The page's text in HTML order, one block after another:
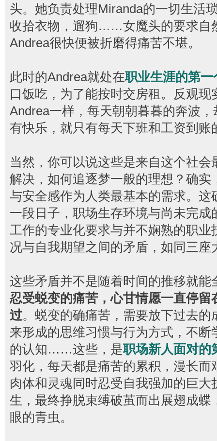
头。她负责处理Miranda的一切生
收拾衣物，遛狗……女魔头的要求自
Andrea很快便被折磨得痛苦不堪。
此时的Andrea就处在职业生涯的第一
口饭吃，为了能按时交房租。反观
Andrea一样，每天朝朝暮暮的奔波
有快乐，就只有每天下班和工资到账
当然，你可以说这些是来自这个社
解决，如何追逐梦一般的理想？确
与安全感作为人类最基本的需求。
一段日子，职场生存环境与尚未完
工作的专业化要求与并不娴熟的职
况与自我期望之间的矛盾，如同三座
这些矛盾并不是随着时间的推移就能
忍受蜕变的痛苦，心甘情愿一直停留
过。蜕变的确痛苦，需要放下过去
来形成的思维习惯与行为方式，不
的认知……这些，是职场新人面对的
羽化，每天都是痛苦的累积，漫长
肉体和灵魂同时忍受自我强加的巨
生，最终挣脱束缚破茧而出展翅成
眼的青虫。